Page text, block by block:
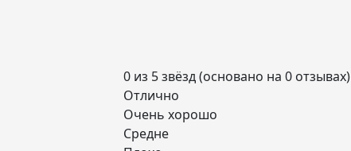
0 из 5 звёзд (основано на 0 отзывах)
Отлично
Очень хорошо
Средне